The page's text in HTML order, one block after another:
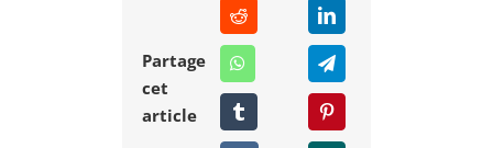
Partage
cet
article